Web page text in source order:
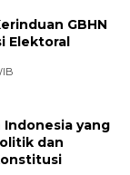
GBHN
Elektoral
Indonesia yang
dan